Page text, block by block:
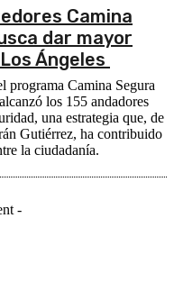
Camina
dar mayor
Ángeles
programa Camina Segura
los 155 andadores
una estrategia que, de
Gutiérrez, ha contribuido
la ciudadanía.
-